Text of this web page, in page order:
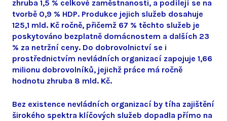
zhruba 1,5 % celkové zaměstnanosti, a podílejí se na
tvorbě 0,9 % HDP. Produkce jejich služeb dosahuje
125,1 mld. Kč ročně, přičemž 67 % těchto služeb je
poskytováno bezplatně domácnostem a dalších 23
% za netržní ceny. Do dobrovolnictví se i
prostřednictvím nevládních organizací zapojuje 1,66
milionu dobrovolníků, jejichž práce má ročně
hodnotu zhruba 8 mld. Kč.
Bez existence nevládních organizací by tíha zajištění
širokého spektra klíčových služeb dopadla přímo na